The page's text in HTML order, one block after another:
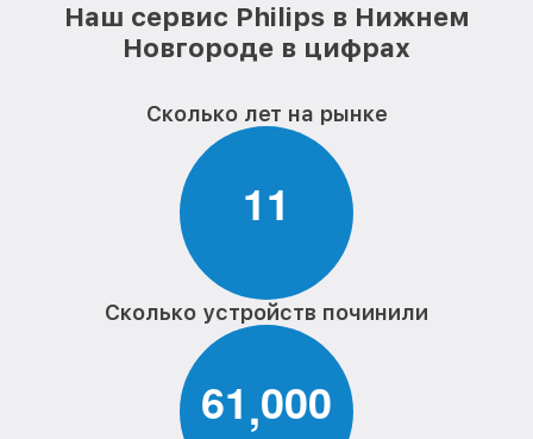
Наш сервис Philips в Нижнем
Новгороде в цифрах
Сколько лет на рынке
11
Сколько устройств починили
61,000